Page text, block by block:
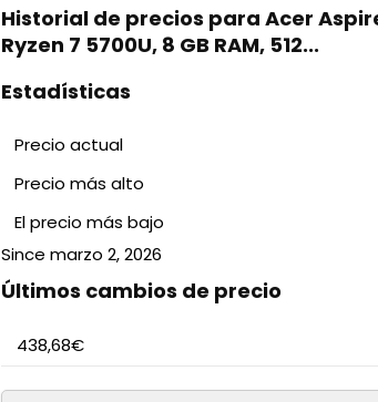
Historial de precios para Acer
Ryzen 7 5700U, 8 GB RAM, 512...
Estadísticas
Precio actual
Precio más alto
El precio más bajo
Since marzo 2, 2026
Últimos cambios de precio
438,68€